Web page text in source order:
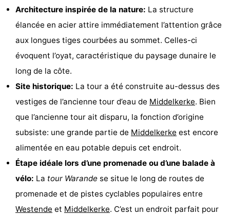
Fermes
Terrains
jeux
Aires
de
jeux
intérieures
Bowling
-
Parcours
mini-
golf
Centres
bien-
être
Villages
villes
Nature
Sports
Architecture inspirée de la nature: La structure
élancée en acier attire immédiatement l’attention grâce
aux longues tiges courbées au sommet. Celles-ci
évoquent l’oyat, caractéristique du paysage dunaire le
long de la côte.
Site historique: La tour a été construite au-dessus des
vestiges de l’ancienne tour d’eau de Middelkerke. Bien
que l’ancienne tour ait disparu, la fonction d’origine
subsiste: une grande partie de Middelkerke est encore
alimentée en eau potable depuis cet endroit.
Étape idéale lors d’une promenade ou d’une balade à
vélo: La tour Warande se situe le long de routes de
promenade et de pistes cyclables populaires entre
Westende et Middelkerke. C’est un endroit parfait pour